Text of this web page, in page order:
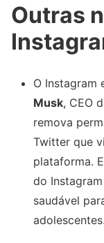
Outras
O Instagram
Musk, CEO
remova
Twitter que
plataforma.
do
saudável
adolescentes.